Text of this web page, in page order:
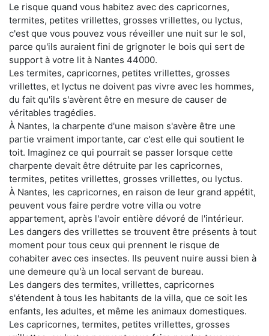
Le risque quand vous habitez avec des capricornes,
termites, petites vrillettes, grosses vrillettes, ou lyctus,
c'est que vous pouvez vous réveiller une nuit sur le sol,
parce qu'ils auraient fini de grignoter le bois qui sert de
support à votre lit à Nantes 44000.
Les termites, capricornes, petites vrillettes, grosses
vrillettes, et lyctus ne doivent pas vivre avec les hommes,
du fait qu'ils s'avèrent être en mesure de causer de
véritables tragédies.
À Nantes, la charpente d'une maison s'avère être une
partie vraiment importante, car c'est elle qui soutient le
toit. Imaginez ce qui pourrait se passer lorsque cette
charpente devait être détruite par les capricornes,
termites, petites vrillettes, grosses vrillettes, ou lyctus.
À Nantes, les capricornes, en raison de leur grand appétit,
peuvent vous faire perdre votre villa ou votre
appartement, après l'avoir entière dévoré de l'intérieur.
Les dangers des vrillettes se trouvent être présents à tout
moment pour tous ceux qui prennent le risque de
cohabiter avec ces insectes. Ils peuvent nuire aussi bien à
une demeure qu'à un local servant de bureau.
Les dangers des termites, vrillettes, capricornes
s'étendent à tous les habitants de la villa, que ce soit les
enfants, les adultes, et même les animaux domestiques.
Les capricornes, termites, petites vrillettes, grosses